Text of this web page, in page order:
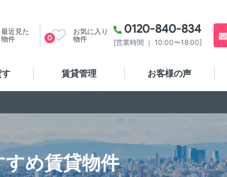
0120-840-834
[営業時間 ｜ 10:00〜18:00]
最近見た
物件
お気に入り
物件
0
賃貸管理 お客様の声
め賃貸物件